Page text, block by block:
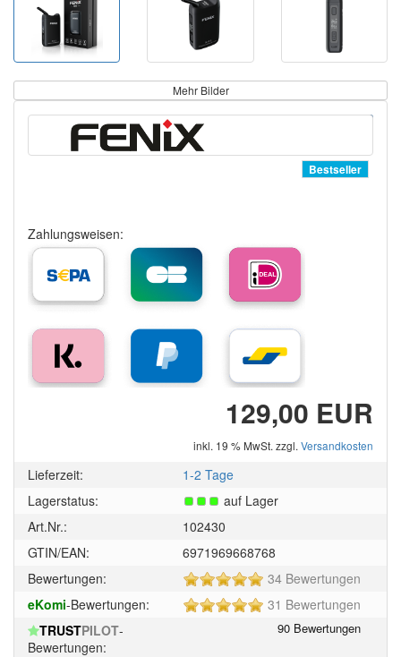
Mehr Bilder
Bestseller
Zahlungsweisen:
129,00 EUR
inkl. 19 % MwSt. zzgl. Versandkosten
Lieferzeit:
1-2 Tage
Lagerstatus:
auf Lager
Art.Nr.:
102430
GTIN/EAN:
6971969668768
Bewertungen:
5
5
Sternen!
34 Bewertungen
eKomi-Bewertungen:
5
von
31 Bewertungen
TRUSTPILOT-
Bewertungen: